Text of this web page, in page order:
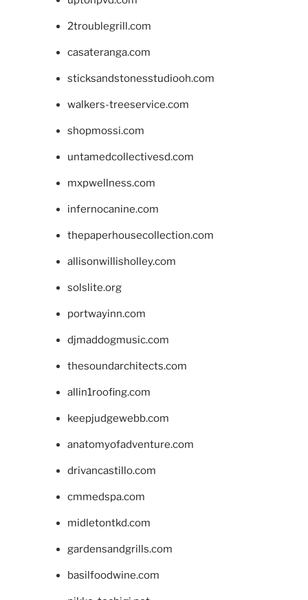
2troublegrill.com
casateranga.com
sticksandstonesstudiooh.com
walkers-treeservice.com
shopmossi.com
untamedcollectivesd.com
mxpwellness.com
infernocanine.com
thepaperhousecollection.com
allisonwillisholley.com
solslite.org
portwayinn.com
djmaddogmusic.com
thesoundarchitects.com
allin1roofing.com
keepjudgewebb.com
anatomyofadventure.com
drivancastillo.com
cmmedspa.com
midletontkd.com
gardensandgrills.com
basilfoodwine.com